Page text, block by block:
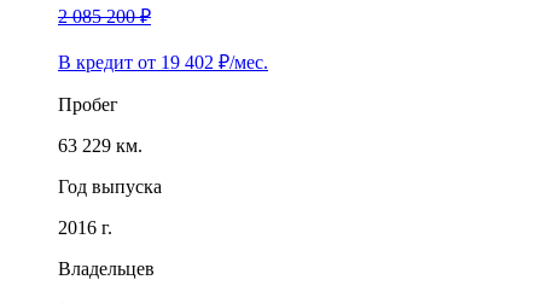
2 085 200 ₽
В кредит от 19 402 ₽/мес.
Пробег
63 229 км.
Год выпуска
2016 г.
Владельцев